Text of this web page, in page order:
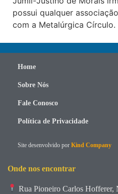
possui qualquer
com a Metalúrgica Círculo.
Home
Sobre Nós
Fale Conosco
Política de Privacidade
Site desenvolvido por Kind Company
Onde nos encontrar
Rua Pioneiro Carlos Hofferer,